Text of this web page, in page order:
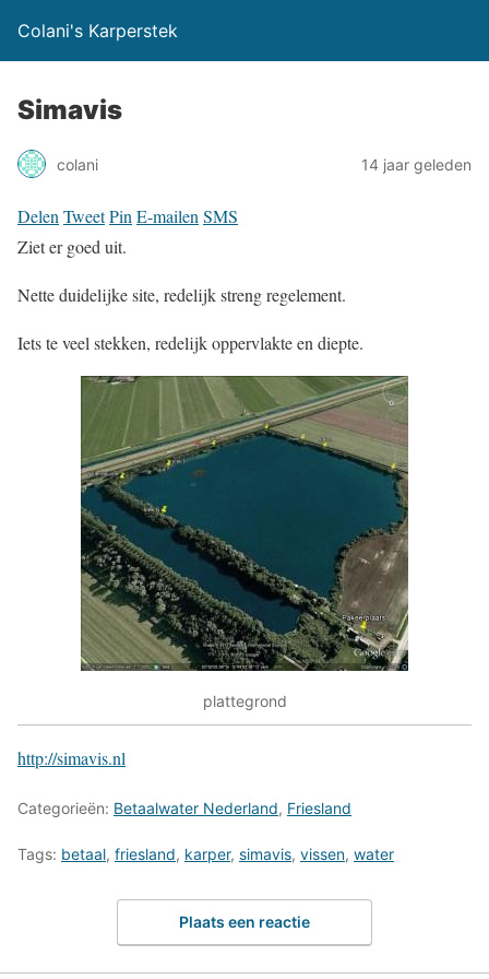
Colani's Karperstek
Simavis
colani 14 jaar geleden
Delen TweetPin E-mailen SMS
Ziet er goed uit.
Nette duidelijke site, redelijk streng regelement.
Iets te veel stekken, redelijk oppervlakte en diepte.
plattegrond
http://simavis.nl
Categorieën: Betaalwater Nederland, Friesland
Tags: betaal, friesland, karper, simavis, vissen, water
Plaats een reactie